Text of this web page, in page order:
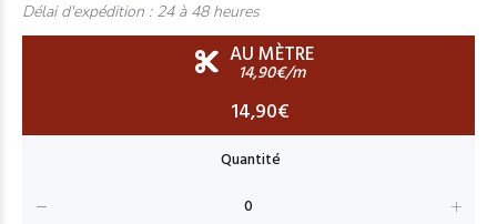
Délai d'expédition : 24 à 48 heures
AU MÈTRE
14,90€/m
14,90€